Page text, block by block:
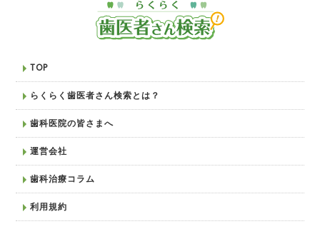
TOP
らくらく歯医者さん検索とは？
歯科医院の皆さまへ
運営会社
歯科治療コラム
利用規約